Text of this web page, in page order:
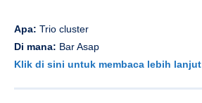
Apa: Trio cluster
Di mana: Bar Asap
Klik di sini untuk membaca lebih lanjut